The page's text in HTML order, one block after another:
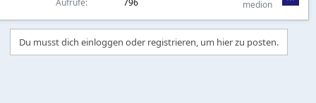
Aufrufe
796 medion
Du musst dich einloggen oder registrieren, um hier zu posten.